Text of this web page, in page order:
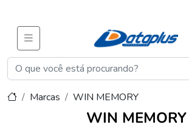
Marcas WIN MEMORY
WIN MEMORY